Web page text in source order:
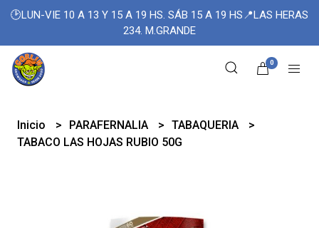
🕑LUN-VIE 10 A 13 Y 15 A 19 HS. SÁB 15 A 19 HS📍LAS HERAS
234. M.GRANDE
0
Inicio PARAFERNALIA
TABAQUERIA
TABACO LAS HOJAS RUBIO 50G